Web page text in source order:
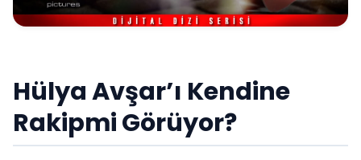
Hülya Avşar’ı Kendine
Rakipmi Görüyor?